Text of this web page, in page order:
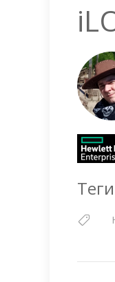
Теги